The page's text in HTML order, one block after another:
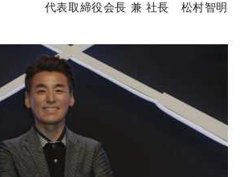
代表取締役会長 兼 社長 松村智明